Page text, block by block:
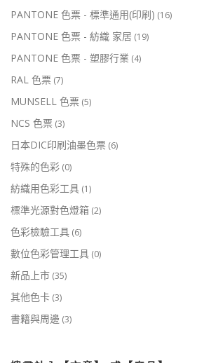
PANTONE 色票 - 標準通用(印刷) (16)
PANTONE 色票 - 紡織 家居 (19)
PANTONE 色票 - 塑膠行業 (4)
RAL 色票 (7)
MUNSELL 色票 (5)
NCS 色票 (3)
日本DIC印刷油墨色票 (6)
特殊的色彩 (0)
紡織用色彩工具 (1)
標準光源對色燈箱 (2)
色彩檢驗工具 (6)
數位色彩管理工具 (0)
新品上市 (35)
其他色卡 (3)
書籍與周邊 (3)